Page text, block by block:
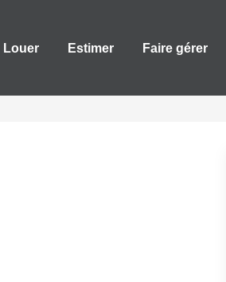
Louer Estimer Faire gérer